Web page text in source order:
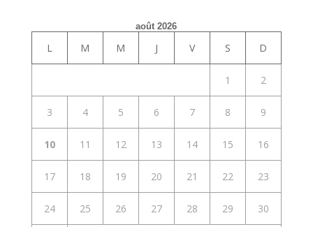
août 2026
L M M J V S D
1 2
3 4 5 6 7 8 9
10 11 12 13 14 15 16
17 18 19 20 21 22 23
24 25 26 27 28 29 30